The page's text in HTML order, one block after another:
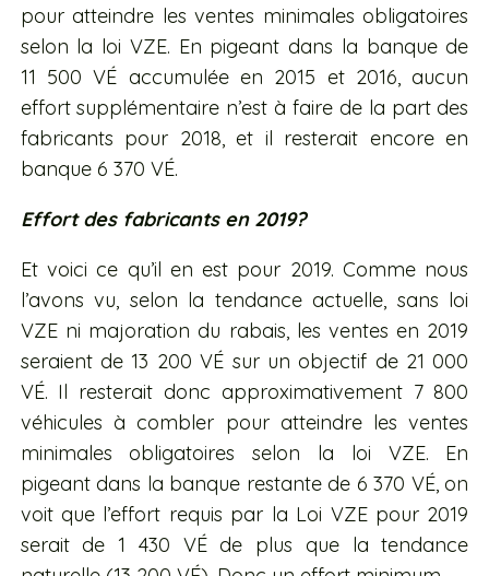
pour atteindre les ventes minimales obligatoires
selon la loi VZE. En pigeant dans la banque de
11 500 VÉ accumulée en 2015 et 2016, aucun
effort supplémentaire n’est à faire de la part des
fabricants pour 2018, et il resterait encore en
banque 6 370 VÉ.
Effort des fabricants en 2019?
Et voici ce qu’il en est pour 2019. Comme nous
l’avons vu, selon la tendance actuelle, sans loi
VZE ni majoration du rabais, les ventes en 2019
seraient de 13 200 VÉ sur un objectif de 21 000
VÉ. Il resterait donc approximativement 7 800
véhicules à combler pour atteindre les ventes
minimales obligatoires selon la loi VZE. En
pigeant dans la banque restante de 6 370 VÉ, on
voit que l’effort requis par la Loi VZE pour 2019
serait de 1 430 VÉ de plus que la tendance